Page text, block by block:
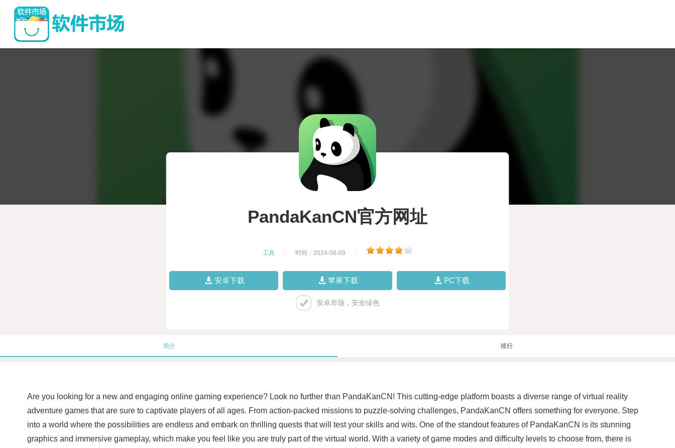
PandaKanCN官方网址
工具 时间：2024-08-09
安卓下载 苹果下载 PC下载
安卓市场，安全绿色
简介 排行
Are you looking for a new and engaging online gaming experience? Look no further than PandaKanCN! This cutting-edge platform boasts a diverse range of virtual reality
adventure games that are sure to captivate players of all ages. From action-packed missions to puzzle-solving challenges, PandaKanCN offers something for everyone. Step
into a world where the possibilities are endless and embark on thrilling quests that will test your skills and wits. One of the standout features of PandaKanCN is its stunning
graphics and immersive gameplay, which make you feel like you are truly part of the virtual world. With a variety of game modes and difficulty levels to choose from, there is